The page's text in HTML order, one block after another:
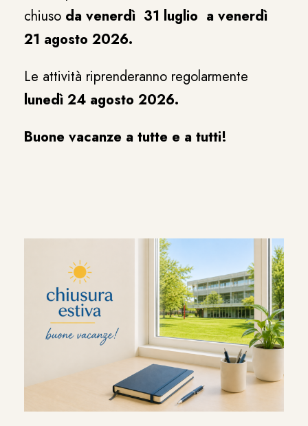
chiuso da venerdì 31 luglio a venerdì
21 agosto 2026.
Le attività riprenderanno regolarmente
lunedì 24 agosto 2026.
Buone vacanze a tutte e a tutti!